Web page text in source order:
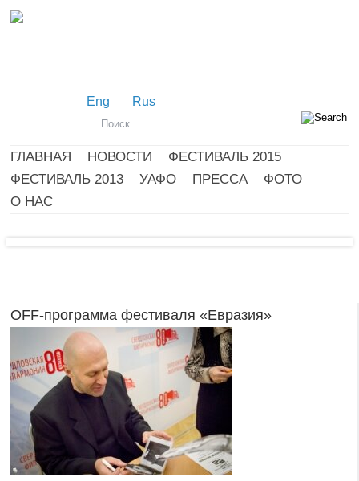
Eng Rus
ГЛАВНАЯ НОВОСТИ
ФЕСТИВАЛЬ 2015
ФЕСТИВАЛЬ 2013
УАФО ПРЕССА
ФОТО
О НАС
OFF-программа фестиваля «Евразия»